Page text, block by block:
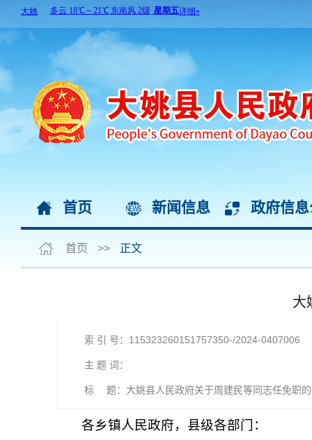
首页 新闻信息 政府信
首页 >> 正文
大
索 引 号：115323260151757350-/2024-0407006
主 题 词：
标 题：大姚县人民政府关于周建民等同志任免职
各乡镇人民政府，县级各部门：